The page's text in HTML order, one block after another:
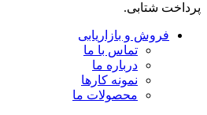
پرداخت شتابی.
فروش و بازاریابی
تماس با ما
درباره ما
نمونه کارها
محصولات ما